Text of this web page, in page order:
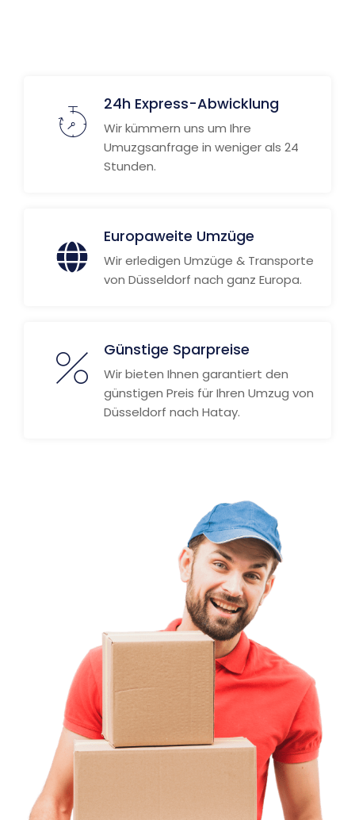
24h Express-Abwicklung
Wir kümmern uns um Ihre
Umuzgsanfrage in weniger als 24
Stunden.
Europaweite Umzüge
Wir erledigen Umzüge & Transporte
von Düsseldorf nach ganz Europa.
Günstige Sparpreise
Wir bieten Ihnen garantiert den
günstigen Preis für Ihren Umzug von
Düsseldorf nach Hatay.